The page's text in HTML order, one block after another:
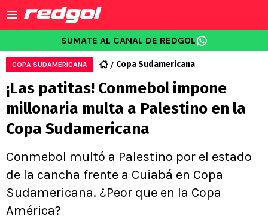
SUMATE AL CANAL DE REDGOL
COPA SUDAMERICANA Copa Sudamericana
¡Las patitas! Conmebol impone
millonaria multa a Palestino en la
Copa Sudamericana
Conmebol multó a Palestino por el estado
de la cancha frente a Cuiabá en Copa
Sudamericana. ¿Peor que en la Copa
América?